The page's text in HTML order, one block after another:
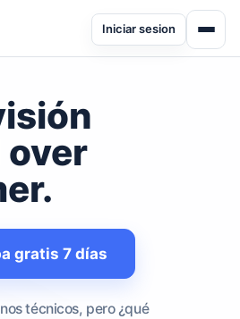
Iniciar sesion
over
.
gratis 7 días
técnicos, pero ¿qué